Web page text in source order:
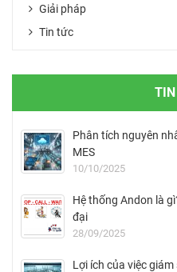
Giải pháp
Tin tức
Phân tích nguyên
MES
10/10/2025
Hệ thống Andon là
đại
28/09/2025
Lợi ích của việc